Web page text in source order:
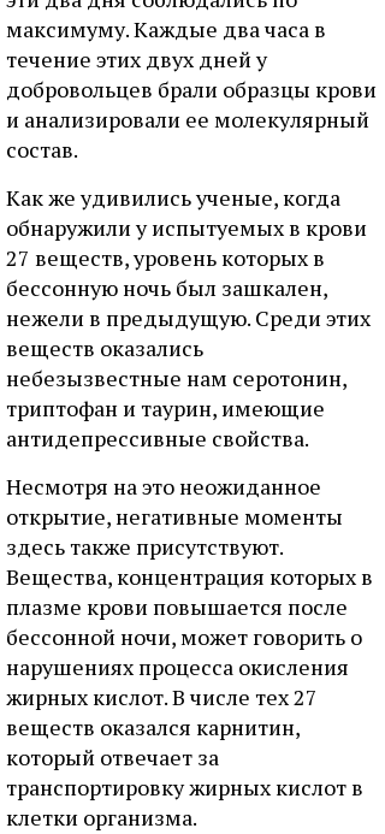
максимуму. Каждые два часа в
течение этих двух дней у
добровольцев брали образцы крови
и анализировали ее молекулярный
состав.
Как же удивились ученые, когда
обнаружили у испытуемых в крови
27 веществ, уровень которых в
бессонную ночь был зашкален,
нежели в предыдущую. Среди этих
веществ оказались
небезызвестные нам серотонин,
триптофан и таурин, имеющие
антидепрессивные свойства.
Несмотря на это неожиданное
открытие, негативные моменты
здесь также присутствуют.
Вещества, концентрация которых в
плазме крови повышается после
бессонной ночи, может говорить о
нарушениях процесса окисления
жирных кислот. В числе тех 27
веществ оказался карнитин,
который отвечает за
транспортировку жирных кислот в
клетки организма.